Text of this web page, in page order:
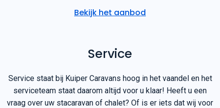
Bekijk het aanbod
Service
Service staat bij Kuiper Caravans hoog in het vaandel en het
serviceteam staat daarom altijd voor u klaar! Heeft u een
vraag over uw stacaravan of chalet? Of is er iets dat wij voor